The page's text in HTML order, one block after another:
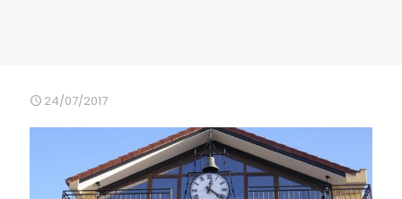
24/07/2017